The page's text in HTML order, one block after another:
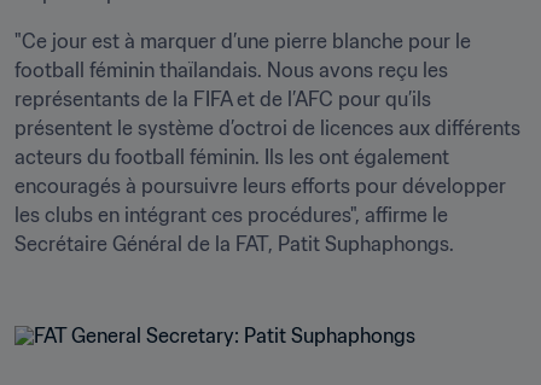
"Ce jour est à marquer d’une pierre blanche pour le
football féminin thaïlandais. Nous avons reçu les
représentants de la FIFA et de l’AFC pour qu’ils
présentent le système d’octroi de licences aux différents
acteurs du football féminin. Ils les ont également
encouragés à poursuivre leurs efforts pour développer
les clubs en intégrant ces procédures", affirme le
Secrétaire Général de la FAT, Patit Suphaphongs.